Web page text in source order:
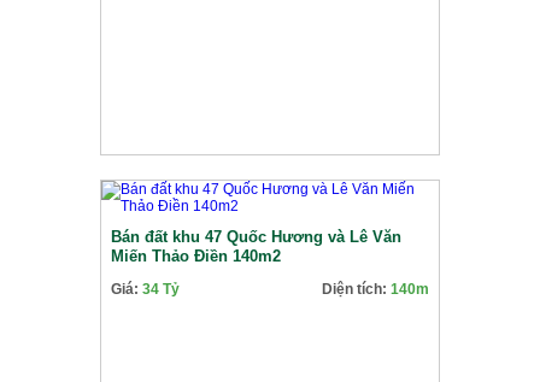
Bán đất khu 47 Quốc Hương và Lê Văn
Miến Thảo Điền 140m2
Giá: 34 Tỷ Diện tích: 140m